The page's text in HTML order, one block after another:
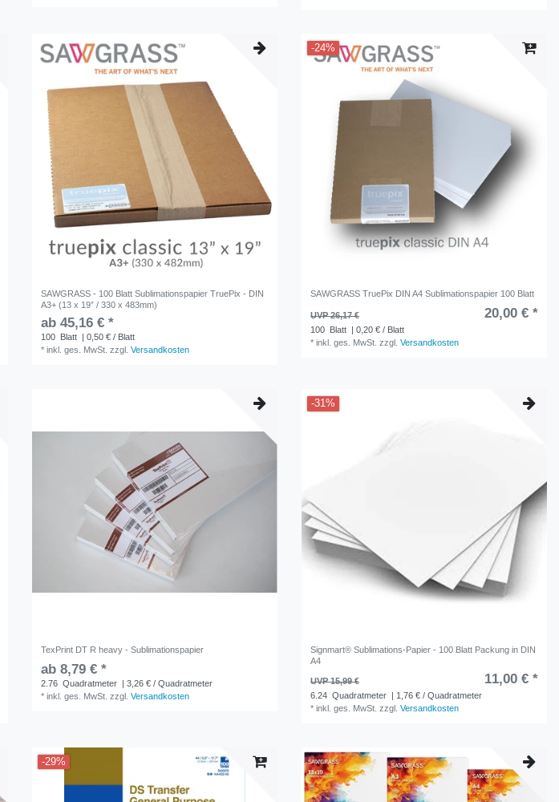
SAWGRASS - 100 Blatt Sublimationspapier TruePix - DIN
A3+ (13 x 19” / 330 x 483mm)
ab 45,16 € *
100 Blatt
| 0,50 € / Blatt
*inkl. ges. MwSt. zzgl.Versandkosten
-24%
SAWGRASS TruePix DIN A4 Sublimationspapier 100 Blatt
UVP 26,17 € 20,00 € *
100 Blatt
| 0,20 € / Blatt
*inkl. ges. MwSt. zzgl.Versandkosten
TexPrint DT R heavy - Sublimationspapier
ab 8,79 € *
2.76 Quadratmeter | 3,26 € / Quadratmeter
*inkl. ges. MwSt. zzgl.Versandkosten
-31%
Signmart® Sublimations-Papier - 100 Blatt Packung in DIN
A4
UVP 15,99 € 11,00 € *
6.24 Quadratmeter | 1,76 € / Quadratmeter
*inkl. ges. MwSt. zzgl.Versandkosten
-29%